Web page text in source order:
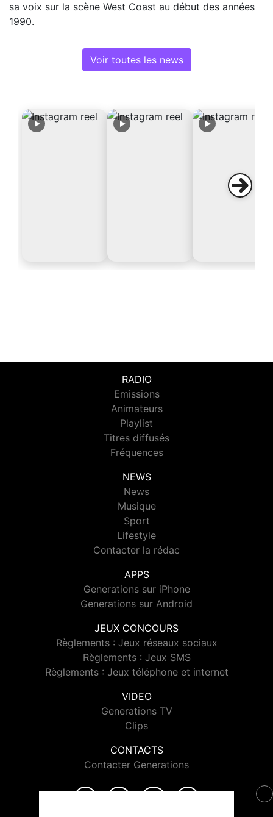
sa voix sur la scène West Coast au début des années
1990.
Voir toutes les news
RADIO
Emissions
Animateurs
Playlist
Titres diffusés
Fréquences
NEWS
News
Musique
Sport
Lifestyle
Contacter la rédac
APPS
Generations sur iPhone
Generations sur Android
JEUX CONCOURS
Règlements : Jeux réseaux sociaux
Règlements : Jeux SMS
Règlements : Jeux téléphone et internet
VIDEO
Generations TV
Clips
CONTACTS
Contacter Generations